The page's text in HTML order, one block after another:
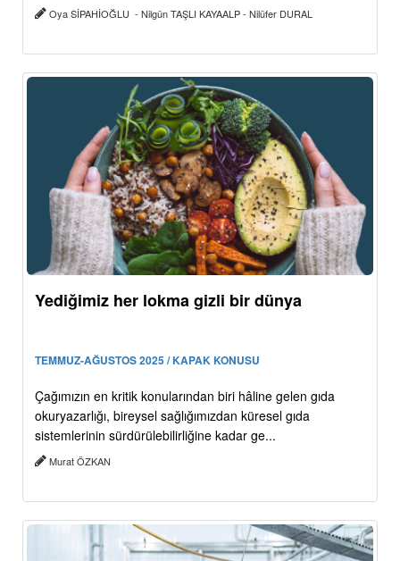
Oya SİPAHİOĞLU - Nilgün TAŞLI KAYAALP - Nilüfer DURAL
Yediğimiz her lokma gizli bir dünya
TEMMUZ-AĞUSTOS 2025 / KAPAK KONUSU
Çağımızın en kritik konularından biri hâline gelen gıda
okuryazarlığı, bireysel sağlığımızdan küresel gıda
sistemlerinin sürdürülebilirliğine kadar ge...
Murat ÖZKAN